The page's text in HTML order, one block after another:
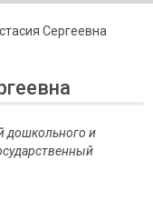
Сергеевна
дошкольного и